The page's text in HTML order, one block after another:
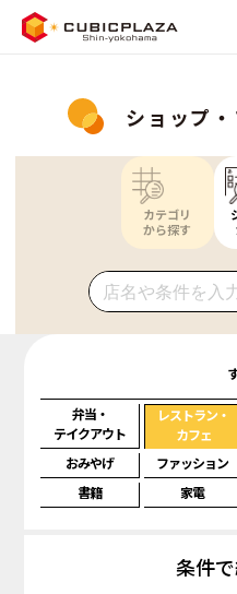
ショップ
カテゴリ
から探す
弁当・
テイクアウト
レストラン・
カフェ
おみやげ ファッション
書籍
家電
条件